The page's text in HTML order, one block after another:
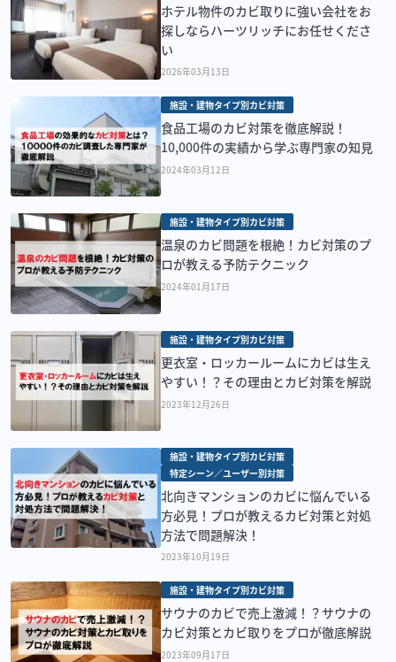
ホテル物件のカビ取りに強い会社をお
探しならハーツリッチにお任せくださ
い
2026年03月13日
施設・建物タイプ別カビ対策
食品工場のカビ対策を徹底解説！
10,000件の実績から学ぶ専門家の知見
2024年03月12日
施設・建物タイプ別カビ対策
温泉のカビ問題を根絶！カビ対策のプ
ロが教える予防テクニック
2024年01月17日
施設・建物タイプ別カビ対策
更衣室・ロッカールームにカビは生え
やすい！？その理由とカビ対策を解説
2023年12月26日
施設・建物タイプ別カビ対策
特定シーン／ユーザー別対策
北向きマンションのカビに悩んでいる
方必見！プロが教えるカビ対策と対処
方法で問題解決！
2023年10月19日
施設・建物タイプ別カビ対策
サウナのカビで売上激減！？サウナの
カビ対策とカビ取りをプロが徹底解説
2023年09月17日